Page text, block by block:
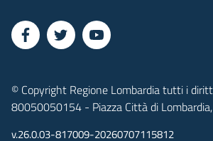
© Copyright Regione Lombardia tutti i
80050050154 - Piazza Città di
v.26.0.03-817009-20260707115812